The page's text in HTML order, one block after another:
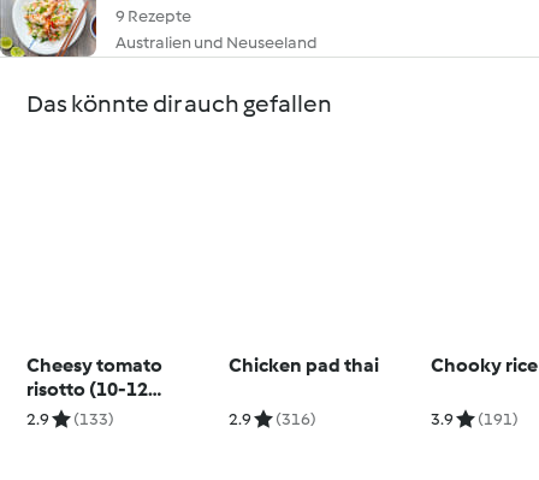
9 Rezepte
Australien und Neuseeland
Das könnte dir auch gefallen
Cheesy tomato
risotto (10-12
months)
2.9 (133)
Chicken pad thai
2.9 (316)
Chooky rice
3.9 (191)